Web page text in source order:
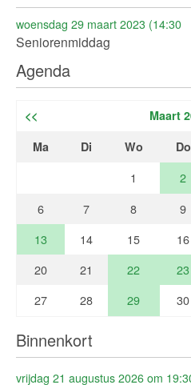
woensdag 29 maart 2023 (14:30
Seniorenmiddag
Agenda
<< Maart
Ma
Di Wo Do
1 2
6
7 8 9
13
14 15 16
20
21 22 23
27
28 29 30
Binnenkort
vrijdag 21 augustus 2026 om